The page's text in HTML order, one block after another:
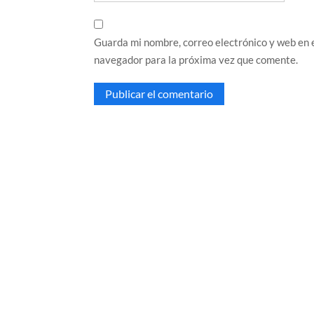
Guarda mi nombre, correo electrónico y web en
navegador para la próxima vez que comente.